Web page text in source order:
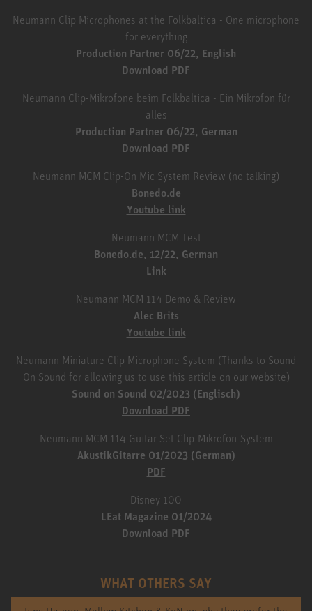
Neumann Clip Microphones at the Folkbaltica - One microphone
for everything
Production Partner 06/22, English
Download PDF
Neumann Clip-Mikrofone beim Folkbaltica - Ein Mikrofon für
alles
Production Partner 06/22, German
Download PDF
Neumann MCM Clip-On Mic System Review (no talking)
Bonedo.de
Youtube link
Neumann MCM Test
Bonedo.de, 12/22, German
Link
Neumann MCM 114 Demo & Review
Alec Brits
Youtube link
Neumann Miniature Clip Microphone System (Thanks to Sound
On Sound for allowing us to use this article on our website)
Sound on Sound 02/2023 (Englisch)
Download PDF
Neumann MCM 114 Guitar Set Clip-Mikrofon-System
AkustikGitarre 01/2023 (German)
PDF
Disney 100
LEat Magazine 01/2024
Download PDF
WHAT OTHERS SAY